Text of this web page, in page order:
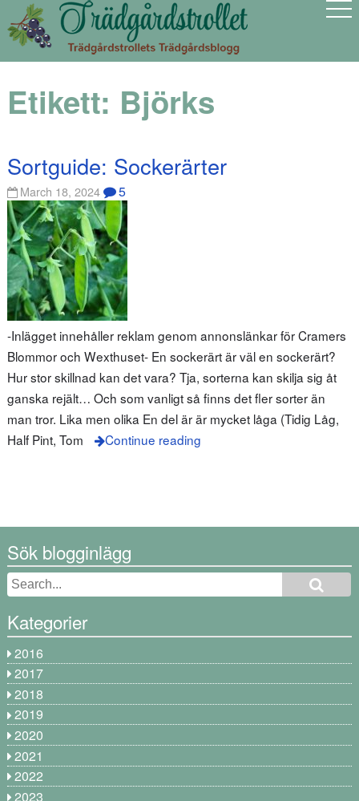
Etikett: Björks
Sortguide: Sockerärter
March 18, 2024 5
-Inlägget innehåller reklam genom annonslänkar för Cramers
Blommor och Wexthuset- En sockerärt är väl en sockerärt?
Hur stor skillnad kan det vara? Tja, sorterna kan skilja sig åt
ganska rejält… Och som vanligt så finns det fler sorter än
man tror. Lika men olika En del är är mycket låga (Tidig Låg,
Half Pint, Tom
Continue reading
Sök blogginlägg
Kategorier
2016
2017
2018
2019
2020
2021
2022
2023